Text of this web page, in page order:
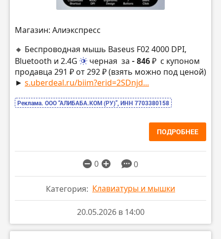
Магазин: Алиэкспресс
🔸 Беспроводная мышь Baseus F02 4000 DPI,
Bluetooth и 2.4G
черная за - 846 ₽ с купоном
продавца 291 ₽ от 292 ₽ (взять можно под ценой)
► s.uberdeal.ru/biim?erid=2SDnjd...
Реклама. ООО “АЛИБАБА.КОМ (РУ)”, ИНН 7703380158
ПОДРОБНЕЕ
0 0
Категория: Клавиатуры и мышки
20.05.2026 в 14:00